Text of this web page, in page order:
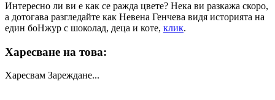
Интересно ли ви е как се ражда цвете? Нека ви разкажа скоро,
а дотогава разгледайте как Невена Генчева видя историята на
един боНжур с шоколад, деца и коте, клик.
Харесване на това:
Харесвам Зареждане...